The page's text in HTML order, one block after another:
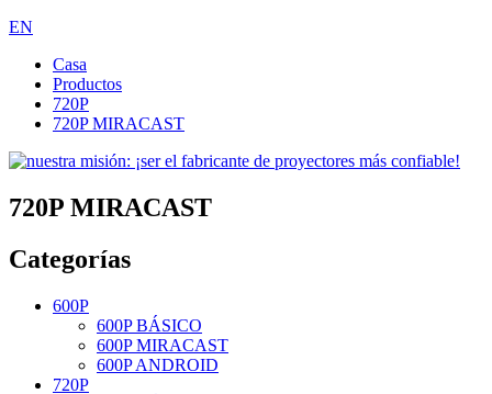
EN
Casa
Productos
720P
720P MIRACAST
720P MIRACAST
Categorías
600P
600P BÁSICO
600P MIRACAST
600P ANDROID
720P